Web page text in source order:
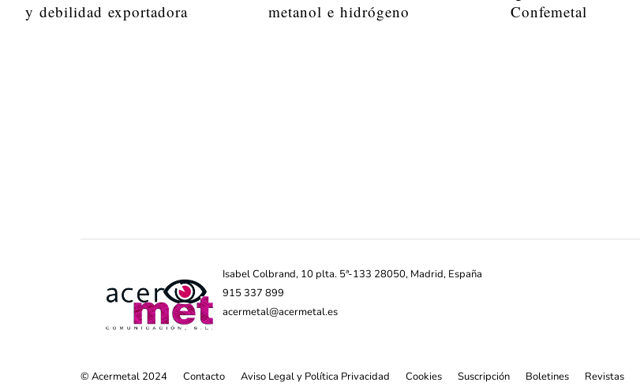
y debilidad exportadora
metanol e hidrógeno
Confemetal
Isabel Colbrand, 10 plta. 5ª-133 28050, Madrid, España
915 337 899
acermetal@acermetal.es
© Acermetal 2024 Contacto Aviso Legal y Política Privacidad Cookies Suscripción Boletines Revistas